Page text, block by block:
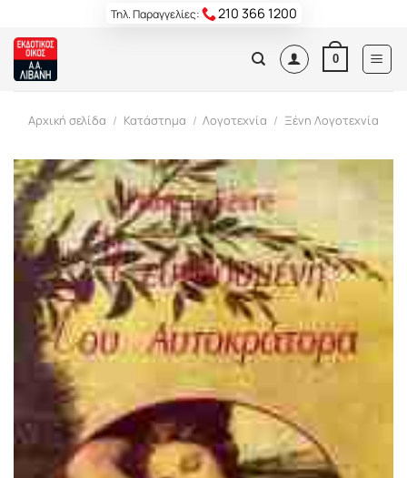
content
Τηλ. Παραγγελίες: 210 366 1200
0
Αρχική σελίδα / Κατάστημα / Λογοτεχνία / Ξένη Λογοτεχνία